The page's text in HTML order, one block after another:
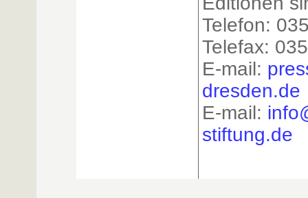
Telefon:
Telefax:
E-mail:
dresden.de
E-mail:
stiftung.de